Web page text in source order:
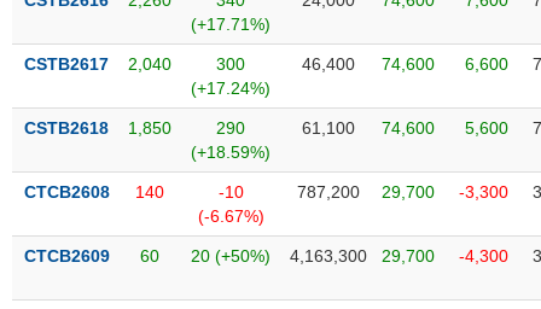
(+17.71%)
CSTB2617 2,040
300
(+17.24%)
46,400 74,600 6,600
CSTB2618 1,850
290
(+18.59%)
61,100 74,600 5,600
CTCB2608 140
-10
(-6.67%)
787,200 29,700 -3,300
CTCB2609 60 20 (+50%) 4,163,300 29,700 -4,300
Truyền
thông
chính
Dữ